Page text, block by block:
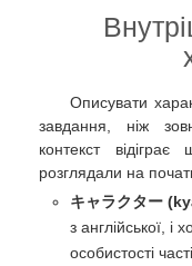
Описувати
завдання, ніж
контекст
розглядали на
キャラクター
з англійської, і
особистості